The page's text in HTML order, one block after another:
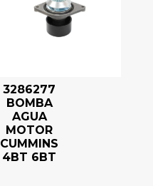
3286277
BOMBA
AGUA
MOTOR
CUMMINS
4BT 6BT